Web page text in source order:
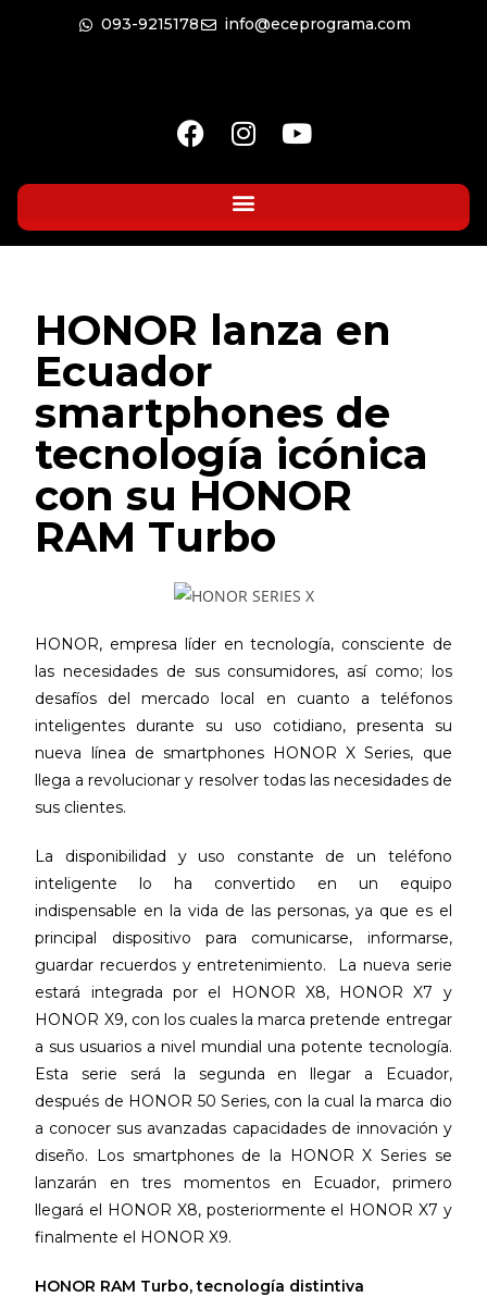
093-9215178 info@eceprograma.com
HONOR lanza en
Ecuador
smartphones de
tecnología icónica
con su HONOR
RAM Turbo
HONOR, empresa líder en tecnología, consciente de
las necesidades de sus consumidores, así como; los
desafíos del mercado local en cuanto a teléfonos
inteligentes durante su uso cotidiano, presenta su
nueva línea de smartphones HONOR X Series, que
llega a revolucionar y resolver todas las necesidades de
sus clientes.
La disponibilidad y uso constante de un teléfono
inteligente lo ha convertido en un equipo
indispensable en la vida de las personas, ya que es el
principal dispositivo para comunicarse, informarse,
guardar recuerdos y entretenimiento. La nueva serie
estará integrada por el HONOR X8, HONOR X7 y
HONOR X9, con los cuales la marca pretende entregar
a sus usuarios a nivel mundial una potente tecnología.
Esta serie será la segunda en llegar a Ecuador,
después de HONOR 50 Series, con la cual la marca dio
a conocer sus avanzadas capacidades de innovación y
diseño. Los smartphones de la HONOR X Series se
lanzarán en tres momentos en Ecuador, primero
llegará el HONOR X8, posteriormente el HONOR X7 y
finalmente el HONOR X9.
HONOR RAM Turbo, tecnología distintiva